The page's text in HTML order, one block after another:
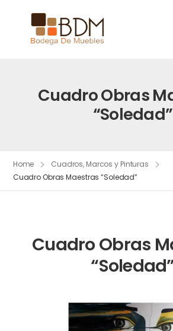
Cuadro Obras
“Soledad”
Home
Cuadros, Marcos y Pinturas
Cuadro Obras Maestras “Soledad”
Cuadro Obras